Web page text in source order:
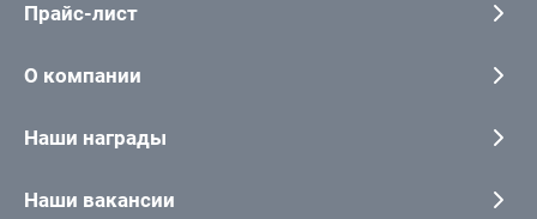
Прайс-лист
О компании
Наши награды
Наши вакансии